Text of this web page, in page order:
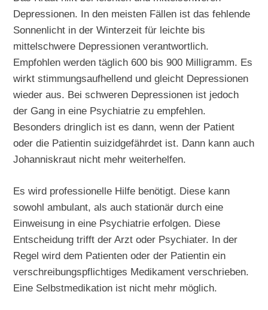
Depressionen. In den meisten Fällen ist das fehlende
Sonnenlicht in der Winterzeit für leichte bis
mittelschwere Depressionen verantwortlich.
Empfohlen werden täglich 600 bis 900 Milligramm. Es
wirkt stimmungsaufhellend und gleicht Depressionen
wieder aus. Bei schweren Depressionen ist jedoch
der Gang in eine Psychiatrie zu empfehlen.
Besonders dringlich ist es dann, wenn der Patient
oder die Patientin suizidgefährdet ist. Dann kann auch
Johanniskraut nicht mehr weiterhelfen.
Es wird professionelle Hilfe benötigt. Diese kann
sowohl ambulant, als auch stationär durch eine
Einweisung in eine Psychiatrie erfolgen. Diese
Entscheidung trifft der Arzt oder Psychiater. In der
Regel wird dem Patienten oder der Patientin ein
verschreibungspflichtiges Medikament verschrieben.
Eine Selbstmedikation ist nicht mehr möglich.